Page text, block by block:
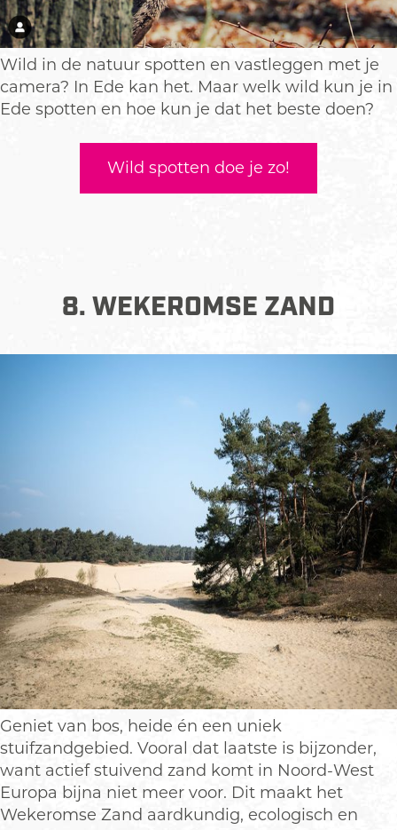
Wild in de natuur spotten en vastleggen met je
camera? In Ede kan het. Maar welk wild kun je in
Ede spotten en hoe kun je dat het beste doen?
Wild spotten doe je zo!
8. WEKEROMSE ZAND
Geniet van bos, heide én een uniek
stuifzandgebied. Vooral dat laatste is bijzonder,
want actief stuivend zand komt in Noord-West
Europa bijna niet meer voor. Dit maakt het
Wekeromse Zand aardkundig, ecologisch en